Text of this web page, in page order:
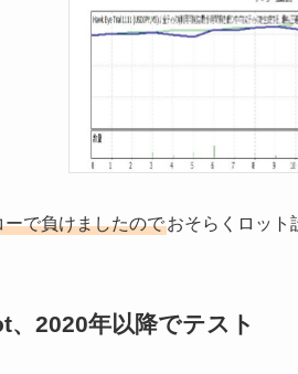
ーで負けましたのでおそらくロット
、2020年以降でテスト